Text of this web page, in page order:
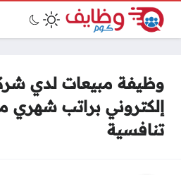
وظيفة مبيعات لدي
إلكتروني براتب شهري
تنافسية